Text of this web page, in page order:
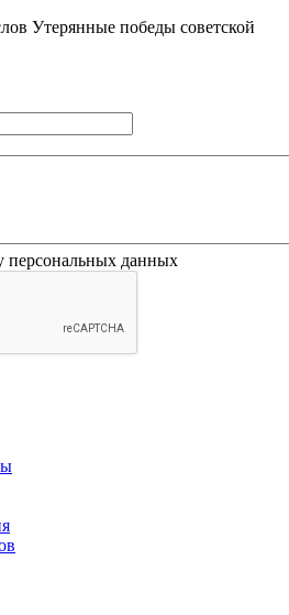
Утерянные победы советской
персональных данных